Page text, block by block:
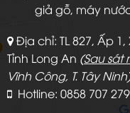
giả gỗ, máy
Địa chỉ: TL 827, Ấp
Tỉnh Long An (Sau sát
Vĩnh Công, T. Tây
Hotline: 0858 707 279